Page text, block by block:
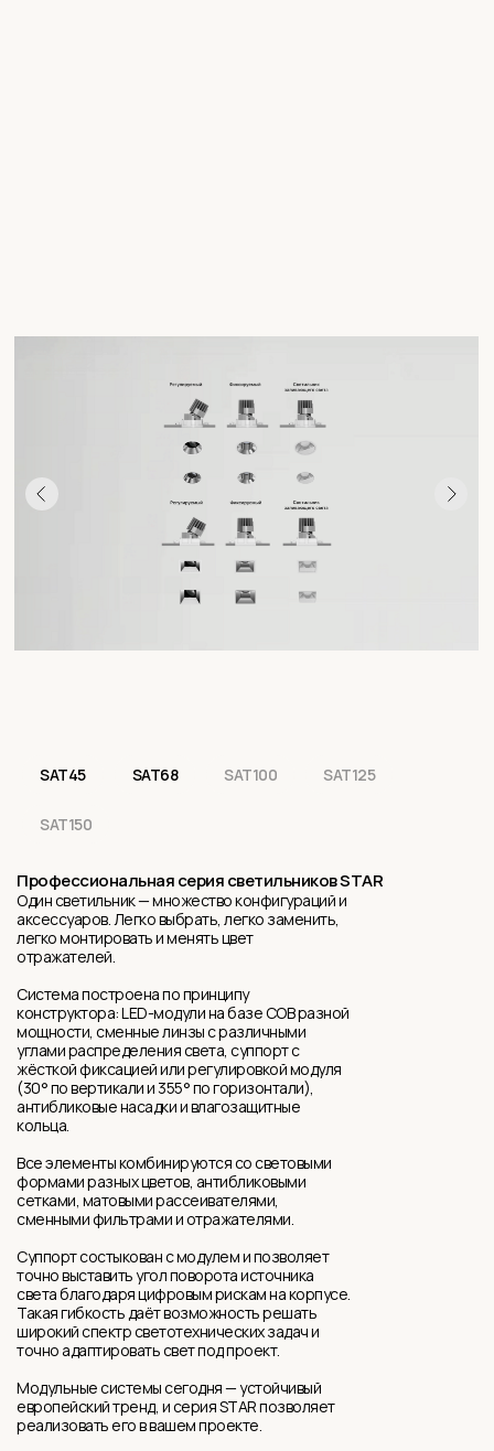
SAT45 SAT68 SAT100 SAT125
SAT150
Профессиональная серия светильников STAR
Один светильник — множество конфигураций и
аксессуаров. Легко выбрать, легко заменить,
легко монтировать и менять цвет
отражателей.
Система построена по принципу
конструктора: LED-модули на базе COB разной
мощности, сменные линзы с различными
углами распределения света, суппорт с
жёсткой фиксацией или регулировкой модуля
(30° по вертикали и 355° по горизонтали),
антибликовые насадки и влагозащитные
кольца.
Все элементы комбинируются со световыми
формами разных цветов, антибликовыми
сетками, матовыми рассеивателями,
сменными фильтрами и отражателями.
Суппорт состыкован с модулем и позволяет
точно выставить угол поворота источника
света благодаря цифровым рискам на корпусе.
Такая гибкость даёт возможность решать
широкий спектр светотехнических задач и
точно адаптировать свет под проект.
Модульные системы сегодня — устойчивый
европейский тренд, и серия STAR позволяет
реализовать его в вашем проекте.